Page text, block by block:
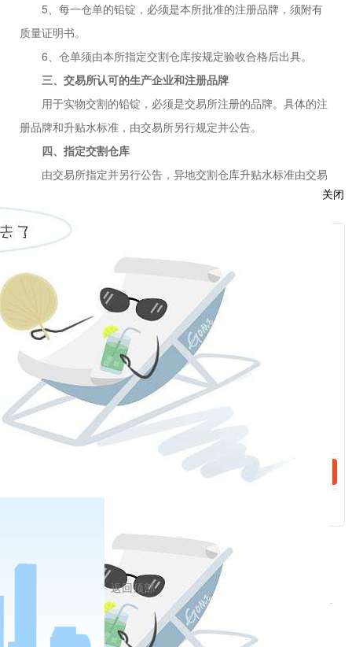
5、每一仓单的铅锭，必须是本所批准的注册品牌，须附有
质量证明书。
6、仓单须由本所指定交割仓库按规定验收合格后出具。
三、交易所认可的生产企业和注册品牌
用于实物交割的铅锭，必须是交易所注册的品牌。具体的注
册品牌和升贴水标准，由交易所另行规定并公告。
四、指定交割仓库
由交易所指定并另行公告，异地交割仓库升贴水标准由交易
注：根据上期发〔2017〕17号文修订
附表一：上海期货交易所铅锭注册商标、包装标准及升贴水
上海期货交易所注册品牌汇总
pdf:/upload/edit/file/20200206/20200206143149_62518.pdf
上海期货交易所指定铅质量检验机构
上海期货交易所铅指定交割仓库及收费标准
/upload/edit/file/20200206/20200206140259_51916.pdf
相关新闻
关闭
返回顶部